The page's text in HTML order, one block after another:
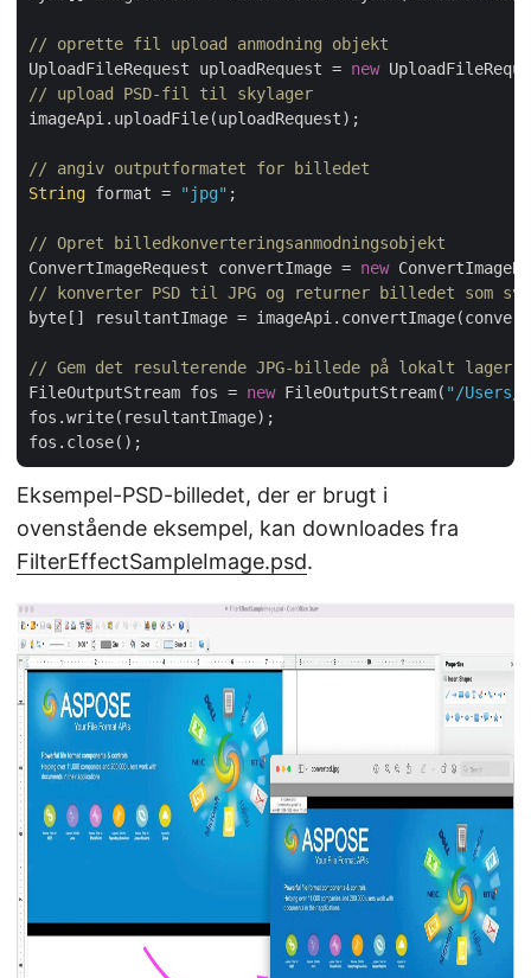
// oprette fil upload anmodning objekt
UploadFileRequest uploadRequest = new
// upload PSD-fil til skylager
imageApi.uploadFile(uploadRequest);
// angiv outputformatet for billedet
String format = "jpg" ;
// Opret billedkonverteringsanmodningsobjekt
ConvertImageRequest convertImage = new
// konverter PSD til JPG og returner billedet som
byte[] resultantImage =
// Gem det resulterende JPG-billede på lokalt lager
FileOutputStream fos = new FileOutputStream( "/Users/
fos.write(resultantImage);
Eksempel-PSD-billedet, der er brugt i
ovenstående eksempel, kan downloades fra
FilterEffectSampleImage.psd.